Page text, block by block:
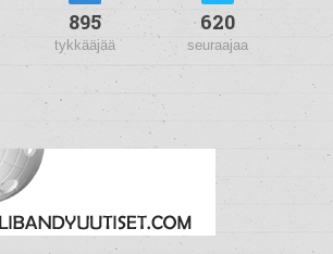
895
tykkääjää
620
seuraajaa